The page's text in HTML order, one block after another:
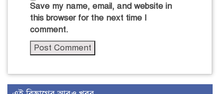
Save my name, email, and website in
this browser for the next time I
comment.